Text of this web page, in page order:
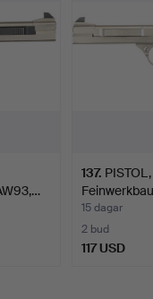
137.
15 dagar
2 bud
117 USD